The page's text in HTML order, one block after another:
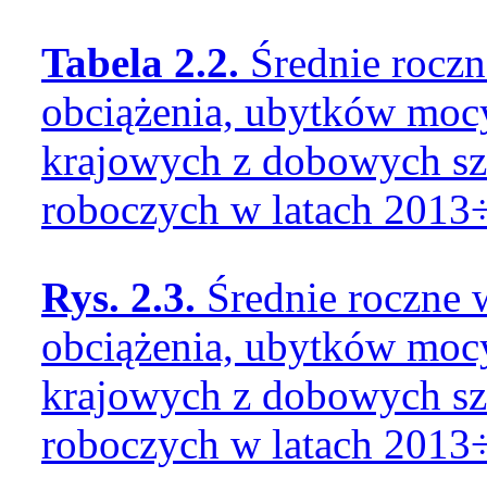
Tabela 2.2. Średnie
obciążenia, ubytków
krajowych z dobowych
roboczych w latach
Rys. 2.3. Średnie roczne
obciążenia, ubytków
krajowych z dobowych
roboczych w latach